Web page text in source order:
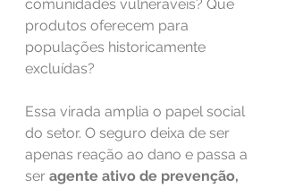
comunidades vulneráveis? Que
produtos oferecem para
populações historicamente
excluídas?
Essa virada amplia o papel social
do setor. O seguro deixa de ser
apenas reação ao dano e passa a
ser agente ativo de prevenção,